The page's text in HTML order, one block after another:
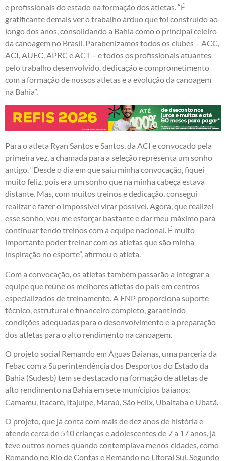
e profissionais do estado na formação dos atletas. “É
gratificante demais ver o trabalho árduo que foi construído ao
longo dos anos, consolidando a Bahia como o principal celeiro
da canoagem no Brasil. Parabenizamos todos os clubes – ACC,
ACI, AUEC, APRC e ACT – e todos os profissionais atuantes
pelo trabalho desenvolvido, dedicação e comprometimento
com a formação de nossos atletas e a evolução da canoagem
na Bahia”.
Para o atleta Ryan Santos e Santos, da ACI e convocado pela
primeira vez, a chamada para a seleção representa um sonho
antigo. “Desde o dia em que saiu minha convocação, fiquei
muito feliz, pois era um sonho que na minha cabeça estava
distante. Mas, com muitos treinos e dedicação, consegui
realizar e fazer o impossível virar possível. Agora, que realizei
esse sonho, vou me esforçar bastante e dar meu máximo para
continuar tendo treinos com a equipe nacional. É muito
importante poder treinar com os atletas que são minha
inspiração no esporte”, afirmou o atleta.
Com a convocação, os atletas também passarão a integrar a
equipe que reúne os melhores atletas do país em centros
especializados de treinamento. A ENP proporciona suporte
técnico, estrutural e financeiro completo, garantindo
condições adequadas para o desenvolvimento e a preparação
dos atletas para o alto rendimento na canoagem.
O projeto social Remando em Águas Baianas, uma parceria da
Febac com a Superintendência dos Desportos do Estado da
Bahia (Sudesb) tem se destacado na formação de atletas de
alto rendimento na Bahia em sete munícipios baianos:
Camamu, Itacaré, Itajuípe, Maraú, São Félix, Ubaitaba e Ubatã.
O projeto, que já conta com mais de dez anos de história e
atende cerca de 510 crianças e adolescentes de 7 a 17 anos, já
teve outros nomes quando contemplava menos cidades, como
Remando no Rio de Contas e Remando no Litoral Sul. Segundo